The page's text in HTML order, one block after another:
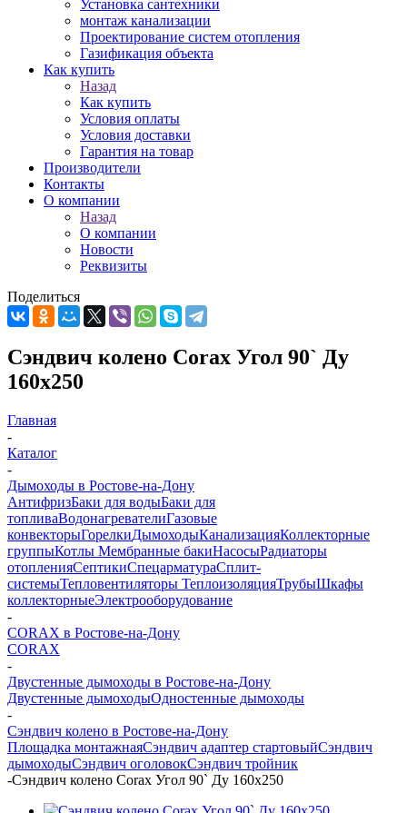
Установка сантехники
монтаж канализации
Проектирование систем отопления
Газификация объекта
Как купить
Назад
Как купить
Условия оплаты
Условия доставки
Гарантия на товар
Производители
Контакты
О компании
Назад
О компании
Новости
Реквизиты
Поделиться
Сэндвич колено Corax Угол 90` Ду
160х250
Главная
-
Каталог
-
Дымоходы в Ростове-на-Дону
АнтифризБаки для водыБаки для
топливаВодонагревателиГазовые
конвекторыГорелкиДымоходыКанализацияКоллекторные
группыКотлы Мембранные бакиНасосыРадиаторы
отопленияСептикиСпецарматураСплит-
системыТепловентиляторы ТеплоизоляцияТрубыШкафы
коллекторныеЭлектрооборудование
-
CORAX в Ростове-на-Дону
CORAX
-
Двустенные дымоходы в Ростове-на-Дону
Двустенные дымоходыОдностенные дымоходы
-
Сэндвич колено в Ростове-на-Дону
Площадка монтажнаяСэндвич адаптер стартовыйСэндвич
дымоходыСэндвич оголовокСэндвич тройник
-Сэндвич колено Corax Угол 90` Ду 160х250